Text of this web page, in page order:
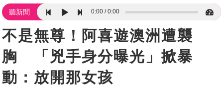
聽新聞 0:00 0:00
不是無尊！阿喜遊澳洲遭襲
胸 「兇手身分曝光」掀暴
動：放開那女孩